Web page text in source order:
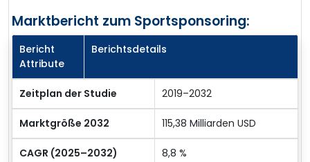
Marktbericht zum Sportsponsoring:
Bericht
Attribute
Berichtsdetails
Zeitplan der Studie 2019–2032
Marktgröße 2032 115,38 Milliarden USD
CAGR (2025–2032) 8,8 %